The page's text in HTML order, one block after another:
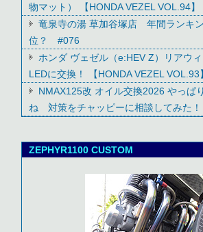
物マット） 【HONDA VEZEL VOL.94】
竜泉寺の湯 草加谷塚店 年間ランキ
位？ #076
ホンダ ヴェゼル（e:HEV Z）リアウ
LEDに交換！ 【HONDA VEZEL VOL.93
NMAX125改 オイル交換2026 やっぱ
ね 対策をチャッピーに相談してみた！
ZEPHYR1100 CUSTOM